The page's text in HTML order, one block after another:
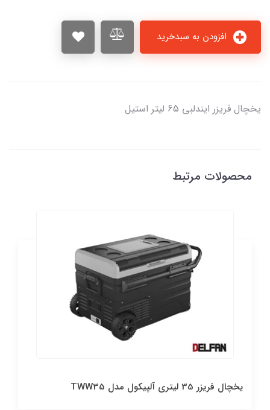
یخچال فریزر ایندلبی 65 لیتر استیل
محصولات مرتبط
یخچال فریزر 35 لیتری آلپیکول مدل TWW35